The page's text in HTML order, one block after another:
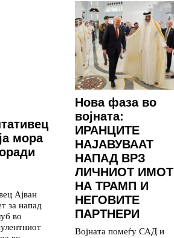
мора
Ајван
за напад
во
Нова фаза во
војната:
ИРАНЦИТЕ
НАЈАВУВААТ
НАПАД ВРЗ
ЛИЧНИОТ ИМОТ
НА ТРАМП И
НЕГОВИТЕ
ПАРТНЕРИ
Војната помеѓу САД и